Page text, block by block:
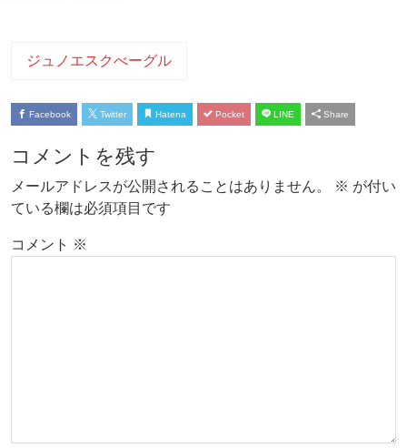
ジュノエスクべーグル
Facebook Twitter Hatena Pocket LINE Share
コメントを残す
メールアドレスが公開されることはありません。 ※ が付い
ている欄は必須項目です
コメント ※